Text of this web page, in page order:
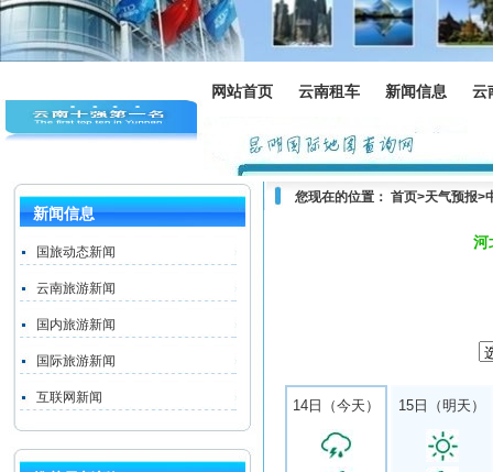
网站首页 云南租车 新闻信息 云
新闻信息
国旅动态新闻
云南旅游新闻
国内旅游新闻
国际旅游新闻
互联网新闻
您现在的位置： 首页>天气预报>
河
14日（今天） 15日（明天）